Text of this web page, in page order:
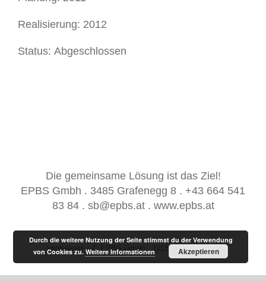
Realisierung: 2012
Status: Abgeschlossen
Die gemeinsame Lösung ist das Ziel!
EPBS Gmbh . 3485 Grafenegg 8 . +43 664 541
83 84 . sb@epbs.at. www.epbs.at
impressum . © EPBS Gmbh . 2018 .Datenschutz
Durch die weitere Nutzung der Seite stimmst du der Verwendung
von Cookies zu.Weitere Informationen Akzeptieren